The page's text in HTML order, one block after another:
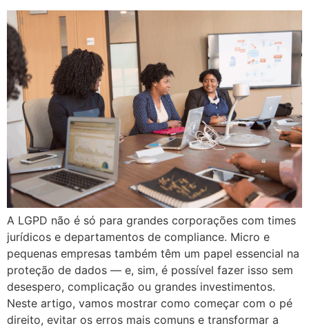
A LGPD não é só para grandes corporações com times
jurídicos e departamentos de compliance. Micro e
pequenas empresas também têm um papel essencial na
proteção de dados — e, sim, é possível fazer isso sem
desespero, complicação ou grandes investimentos.
Neste artigo, vamos mostrar como começar com o pé
direito, evitar os erros mais comuns e transformar a